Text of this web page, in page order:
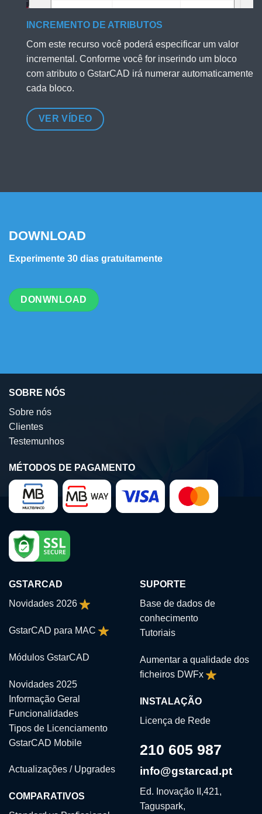
INCREMENTO DE ATRIBUTOS
Com este recurso você poderá especificar um valor
incremental. Conforme você for inserindo um bloco
com atributo o GstarCAD irá numerar automaticamente
cada bloco.
VER VÍDEO
DOWNLOAD
Experimente 30 dias gratuitamente
DONWNLOAD
SOBRE NÓS
Sobre nós
Clientes
Testemunhos
MÉTODOS DE PAGAMENTO
GSTARCAD
Novidades 2026
GstarCAD para MAC
Módulos GstarCAD
Novidades 2025
Informação Geral
Funcionalidades
Tipos de Licenciamento
GstarCAD Mobile
Actualizações / Upgrades
COMPARATIVOS
SUPORTE
Base de dados de
conhecimento
Tutoriais
Aumentar a qualidade dos
ficheiros DWFx
INSTALAÇÃO
Licença de Rede
210 605 987
info@gstarcad.pt
Ed. Inovação II,421,
Taguspark,